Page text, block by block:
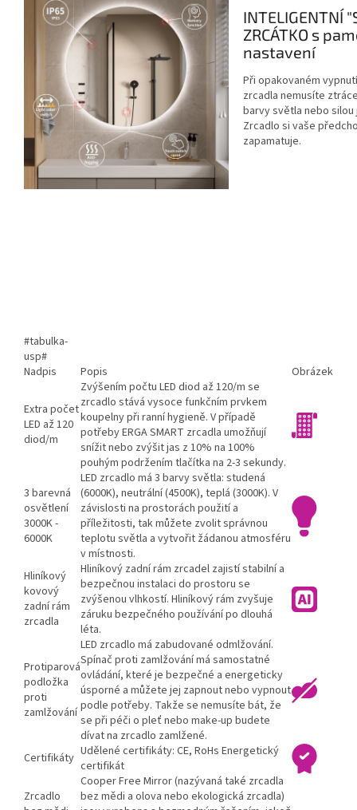
INTELIGENTNÍ
ZRCÁTKO s
nastavení
Při opakovaném
zrcadla nemusíte
barvy světla nebo
Zrcadlo si vaše
zapamatuje.
#tabulka-
usp#
Nadpis
Popis Obrázek
Extra počet
LED až 120
diod/m
Zvýšením počtu LED diod až 120/m se
zrcadlo stává vysoce funkčním prvkem
koupelny při ranní hygieně. V případě
potřeby ERGA SMART zrcadla umožňují
snížit nebo zvýšit jas z 10% na 100%
pouhým podržením tlačítka na 2-3 sekundy.
3 barevná
osvětlení
3000K -
6000K
LED zrcadlo má 3 barvy světla: studená
(6000K), neutrální (4500K), teplá (3000K). V
závislosti na prostorách použití a
příležitosti, tak můžete zvolit správnou
teplotu světla a vytvořit žádanou atmosféru
v místnosti.
Hliníkový
kovový
zadní rám
zrcadla
Hliníkový zadní rám zrcadel zajistí stabilní a
bezpečnou instalaci do prostoru se
zvýšenou vlhkostí. Hliníkový rám zvyšuje
záruku bezpečného používání po dlouhá
léta.
Protiparová
podložka
proti
zamlžování
LED zrcadlo má zabudované odmlžování.
Spínač proti zamlžování má samostatné
ovládání, které je bezpečné a energeticky
úsporné a můžete jej zapnout nebo vypnout
podle potřeby. Takže se nemusíte bát, že
se při péči o pleť nebo make-up budete
dívat na zrcadlo zamlžené.
Certifikáty Udělené certifikáty: CE, RoHs Energetický
certifikát
Zrcadlo
Cooper Free Mirror (nazývaná také zrcadla
bez mědi a olova nebo ekologická zrcadla)